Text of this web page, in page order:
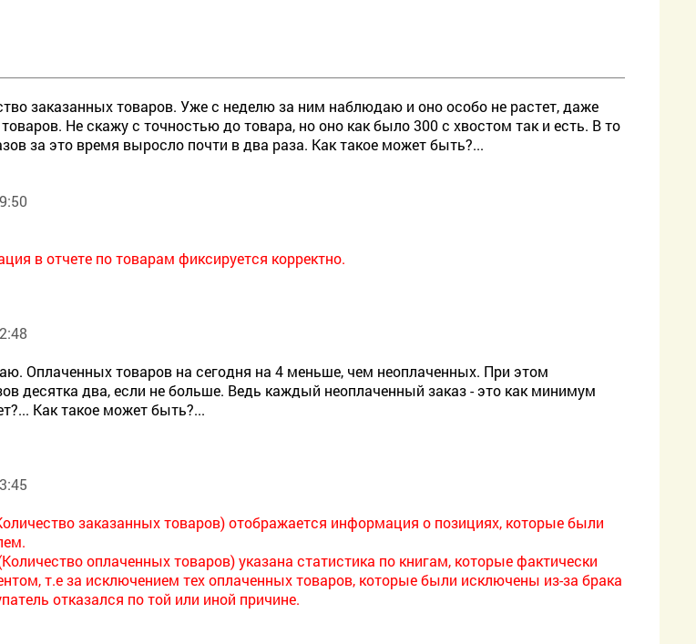
заказанных товаров. Уже с неделю за ним наблюдаю и оно особо не растет, даже
Не скажу с точностью до товара, но оно как было 300 с хвостом так и есть. В то
за это время выросло почти в два раза. Как такое может быть?...
в отчете по товарам фиксируется корректно.
Оплаченных товаров на сегодня на 4 меньше, чем неоплаченных. При этом
десятка два, если не больше. Ведь каждый неоплаченный заказ - это как минимум
Как такое может быть?...
заказанных товаров) отображается информация о позициях, которые были
оплаченных товаров) указана статистика по книгам, которые фактически
т.е за исключением тех оплаченных товаров, которые были исключены из-за брака
отказался по той или иной причине.